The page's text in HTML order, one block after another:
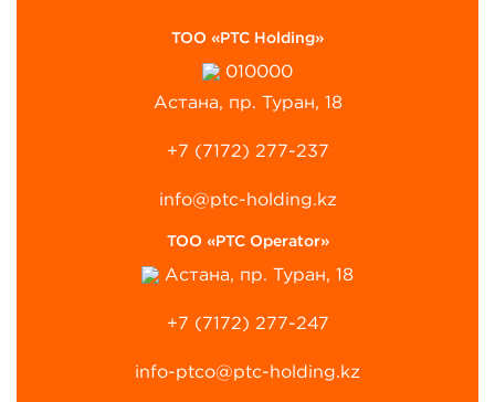
ТОО «PTC Holding»
010000
Астана, пр. Туран, 18
+7 (7172) 277-237
info@ptc-holding.kz
ТОО «PTC Operator»
Астана, пр. Туран, 18
+7 (7172) 277-247
info-ptco@ptc-holding.kz